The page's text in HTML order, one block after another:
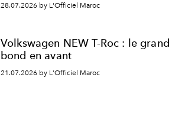
28.07.2026 by L'Officiel Maroc
Volkswagen NEW T-Roc : le grand
bond en avant
21.07.2026 by L'Officiel Maroc